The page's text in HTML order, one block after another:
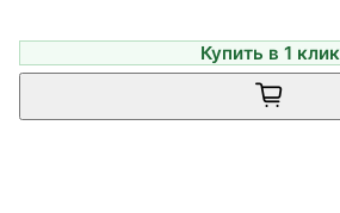
Купить в 1 клик